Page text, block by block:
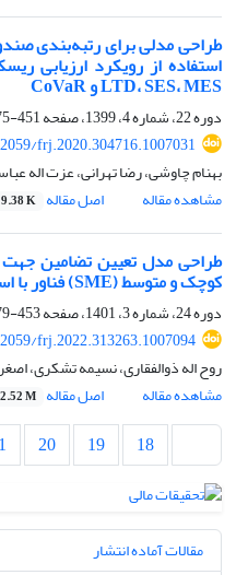
طراحی مدلی برای رتبه‌بندی
استفاده از رویکرد ارزیابی
LTD، SES، MES و CoVaR
دوره 22، شماره 4، 1399، صفحه
451-475
frj.2020.304716.1007031
بهنام چاوشی، رضا تهرانی، عزت اله
مشاهده مقاله
اصل مقاله K
طراحی مدل تعیین تضامین
کوچک و متوسط (SME) فناور با استفاده از مدل فازی ـ عصبی
دوره 24، شماره 3، 1401، صفحه
453-479
frj.2022.313263.1007094
روح اله ذوالفقاری، نسیمه تشکری،
مشاهده مقاله
اصل مقاله 2.52 M
18
19
20
مقالات آماده انتشار